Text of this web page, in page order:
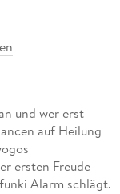
und wer erst
auf Heilung
ersten Freude
Alarm schlägt.